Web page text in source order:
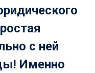
с ней
Именно